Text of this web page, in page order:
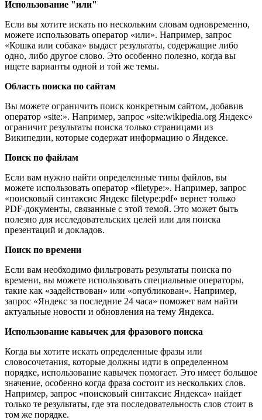
Использование "или"
Если вы хотите искать по нескольким словам одновременно,
можете использовать оператор «или». Например, запрос
«Кошка или собака» выдаст результаты, содержащие либо
одно, либо другое слово. Это особенно полезно, когда вы
ищете варианты одной и той же темы.
Область поиска по сайтам
Вы можете ограничить поиск конкретным сайтом, добавив
оператор «site:». Например, запрос «site:wikipedia.org Яндекс»
ограничит результаты поиска только страницами из
Википедии, которые содержат информацию о Яндексе.
Поиск по файлам
Если вам нужно найти определенные типы файлов, вы
можете использовать оператор «filetype:». Например, запрос
«поисковый синтаксис Яндекс filetype:pdf» вернет только
PDF-документы, связанные с этой темой. Это может быть
полезно для исследовательских целей или для поиска
презентаций и докладов.
Поиск по времени
Если вам необходимо фильтровать результаты поиска по
времени, вы можете использовать специальные операторы,
такие как «задействован» или «опубликован». Например,
запрос «Яндекс за последние 24 часа» поможет вам найти
актуальные новости и обновления на тему Яндекса.
Использование кавычек для фразового поиска
Когда вы хотите искать определенные фразы или
словосочетания, которые должны идти в определенном
порядке, использование кавычек помогает. Это имеет большое
значение, особенно когда фраза состоит из нескольких слов.
Например, запрос «поисковый синтаксис Яндекса» найдет
только те результаты, где эта последовательность слов стоит в
том же порядке.